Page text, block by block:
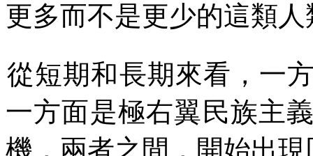
更多而不是更少的這類
從短期和長期來看，一
一方面是極右翼民族主
機，兩者之間，開始出